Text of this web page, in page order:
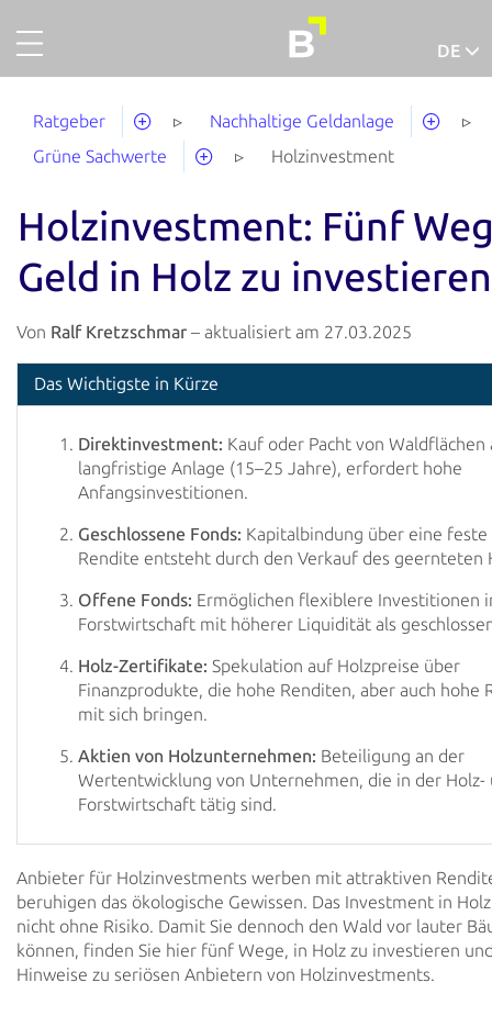
Über uns
So funktionierts
Unternehmensaccount
Abgeschlossene Projekte
Ausfallquote
Ratgeber
DE
Ratgeber
Nachhaltige Geldanlage
Grüne Sachwerte
Holzinvestment
Holzinvestment: Fünf
Geld in Holz zu investieren
Von Ralf Kretzschmar – aktualisiert am 27.03.2025
Das Wichtigste in Kürze
Direktinvestment: Kauf oder Pacht von Waldflächen
langfristige Anlage (15–25 Jahre), erfordert hohe
Anfangsinvestitionen.
Geschlossene Fonds: Kapitalbindung über eine feste
Rendite entsteht durch den Verkauf des geernteten
Offene Fonds: Ermöglichen flexiblere Investitionen
Forstwirtschaft mit höherer Liquidität als
Holz-Zertifikate: Spekulation auf Holzpreise über
Finanzprodukte, die hohe Renditen, aber auch hohe
mit sich bringen.
Aktien von Holzunternehmen: Beteiligung an der
Wertentwicklung von Unternehmen, die in der Holz-
Forstwirtschaft tätig sind.
Anbieter für Holzinvestments werben mit attraktiven
beruhigen das ökologische Gewissen. Das Investment in
nicht ohne Risiko. Damit Sie dennoch den Wald vor lauter
können, finden Sie hier fünf Wege, in Holz zu investieren
Hinweise zu seriösen Anbietern von Holzinvestments.